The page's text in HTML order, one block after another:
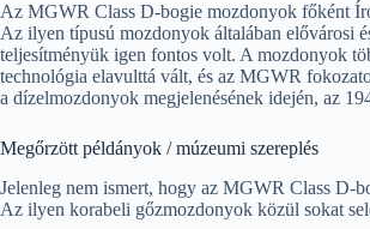
Az MGWR Class D-bogie mozdonyok főként
Az ilyen típusú mozdonyok általában elővárosi
teljesítményük igen fontos volt. A mozdonyok
technológia elavulttá vált, és az MGWR
a dízelmozdonyok megjelenésének idején, az
Megőrzött példányok / múzeumi szereplés
Jelenleg nem ismert, hogy az MGWR Class D-
Az ilyen korabeli gőzmozdonyok közül sokat